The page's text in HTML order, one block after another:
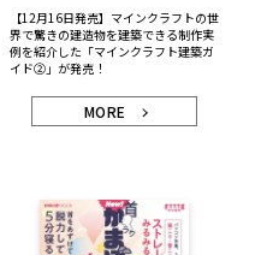
【12月16日発売】マインクラフトの世
界で驚きの建造物を建築できる制作実
例を紹介した「マインクラフト建築ガ
イド②」が発売！
MORE